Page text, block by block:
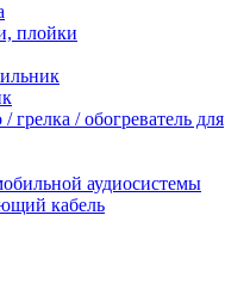
плойки
грелка / обогреватель для
аудиосистемы
кабель